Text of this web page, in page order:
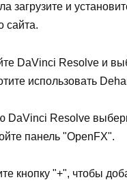
загрузите и
сайта.
DaVinci Resolve и
использовать
DaVinci Resolve
панель "OpenFX".
кнопку "+", чтобы